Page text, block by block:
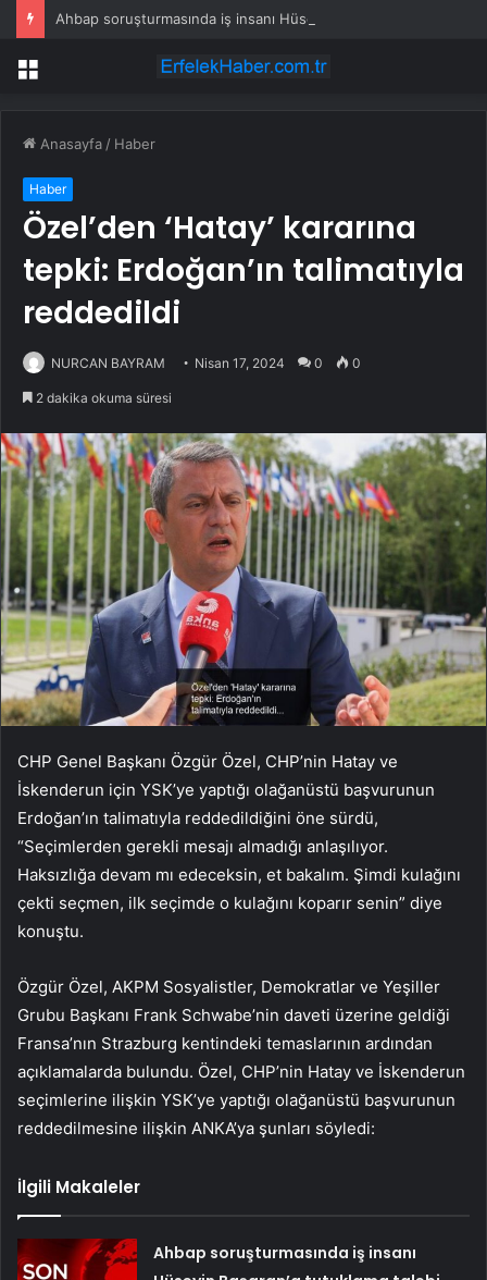
Menü
Anasayfa / Haber
Haber
Özel’den ‘Hatay’ kararına
tepki: Erdoğan’ın talimatıyla
reddedildi
NURCAN BAYRAM Nisan 17, 2024 0 0
2 dakika okuma süresi
CHP Genel Başkanı Özgür Özel, CHP’nin Hatay ve
İskenderun için YSK’ye yaptığı olağanüstü başvurunun
Erdoğan’ın talimatıyla reddedildiğini öne sürdü,
“Seçimlerden gerekli mesajı almadığı anlaşılıyor.
Haksızlığa devam mı edeceksin, et bakalım. Şimdi kulağını
çekti seçmen, ilk seçimde o kulağını koparır senin” diye
konuştu.
Özgür Özel, AKPM Sosyalistler, Demokratlar ve Yeşiller
Grubu Başkanı Frank Schwabe’nin daveti üzerine geldiği
Fransa’nın Strazburg kentindeki temaslarının ardından
açıklamalarda bulundu. Özel, CHP’nin Hatay ve İskenderun
seçimlerine ilişkin YSK’ye yaptığı olağanüstü başvurunun
reddedilmesine ilişkin ANKA’ya şunları söyledi:
İlgili Makaleler
Ahbap soruşturmasında iş insanı